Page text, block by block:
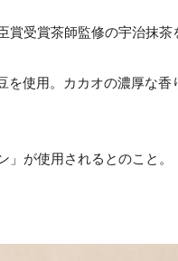
賞受賞茶師監修の宇治抹茶
を使用。カカオの濃厚な香
が使用されるとのこと。